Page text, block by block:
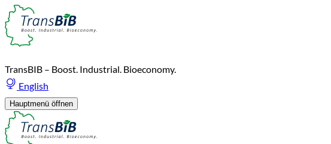
TransBIB – Boost. Industrial. Bioeconomy.
English
Hauptmenü öffnen